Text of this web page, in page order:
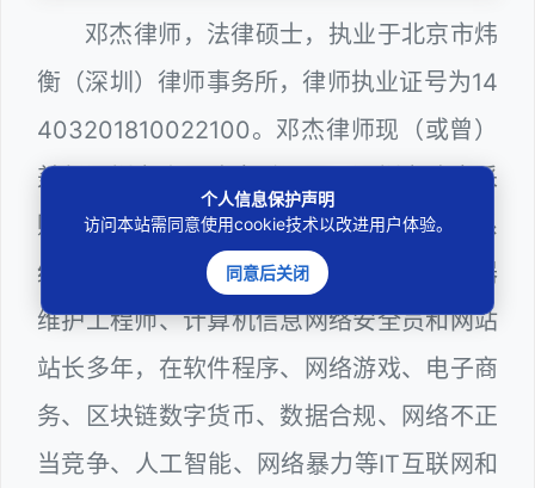
邓杰律师，法律硕士，执业于北京市炜
衡（深圳）律师事务所，律师执业证号为14
403201810022100。邓杰律师现（或曾）
兼任深圳市人民政府听证员、深圳市政府采
购评审专家（法律类），深圳市某区政府系
统公职律师、WEB前端开发和 WEB服务器
维护工程师、计算机信息网络安全员和网站
站长多年，在软件程序、网络游戏、电子商
务、区块链数字货币、数据合规、网络不正
当竞争、人工智能、网络暴力等IT互联网和
个人信息保护声明
访问本站需同意使用cookie技术以改进用户体验。
同意后关闭